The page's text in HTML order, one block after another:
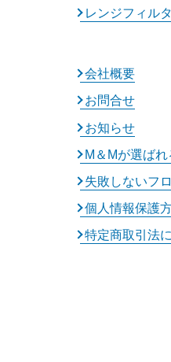
レンジフィル
会社概要
お問合せ
お知らせ
M＆Mが選ば
失敗しないフ
個人情報保護
特定商取引法